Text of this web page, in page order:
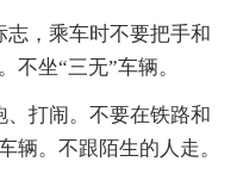
，乘车时不要把手和
不坐“三无”车辆。
打闹。不要在铁路和
辆。不跟陌生的人走。